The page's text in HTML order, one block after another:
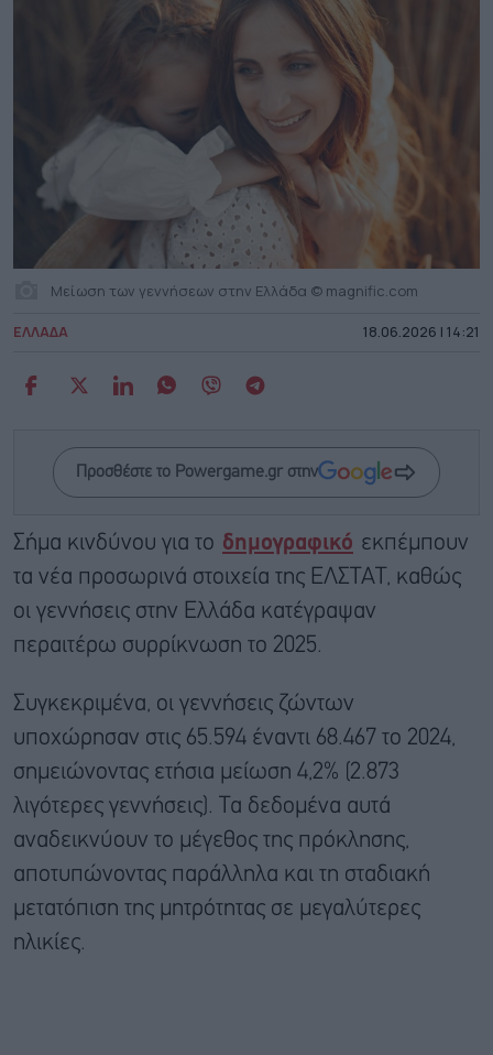
Μείωση των γεννήσεων στην Ελλάδα © magnific.com
ΕΛΛΑΔΑ 18.06.2026 | 14:21
Προσθέστε το Powergame.gr στην
Σήμα κινδύνου για το δημογραφικό εκπέμπουν
τα νέα προσωρινά στοιχεία της ΕΛΣΤΑΤ, καθώς
οι γεννήσεις στην Ελλάδα κατέγραψαν
περαιτέρω συρρίκνωση το 2025.
Συγκεκριμένα, οι γεννήσεις ζώντων
υποχώρησαν στις 65.594 έναντι 68.467 το 2024,
σημειώνοντας ετήσια μείωση 4,2% (2.873
λιγότερες γεννήσεις). Τα δεδομένα αυτά
αναδεικνύουν το μέγεθος της πρόκλησης,
αποτυπώνοντας παράλληλα και τη σταδιακή
μετατόπιση της μητρότητας σε μεγαλύτερες
ηλικίες.